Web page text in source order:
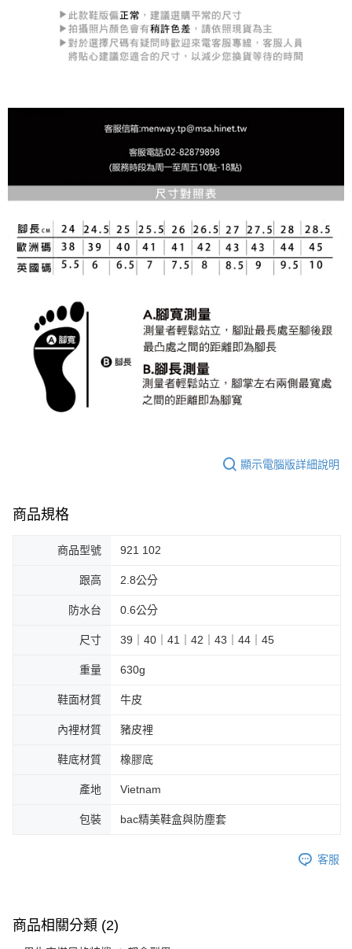
顯示電腦版詳細說明
商品規格
商品型號 921 102
跟高 2.8公分
防水台 0.6公分
尺寸 39｜40｜41｜42｜43｜44｜45
重量 630g
鞋面材質 牛皮
內裡材質 豬皮裡
鞋底材質 橡膠底
產地 Vietnam
包裝 bac精美鞋盒與防塵套
客服
商品相關分類 (2)